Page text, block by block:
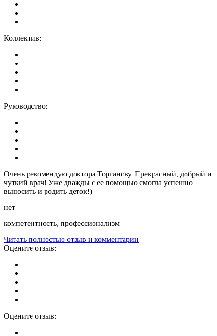
Коллектив:
Руководство:
Очень рекомендую доктора Торганову. Прекрасный, добрый и
чуткий врач! Уже дважды с ее помощью смогла успешно
выносить и родить деток!)
нет
компетентность, профессионализм
Читать полностью отзыв и комментарии
Оцените отзыв:
Оцените отзыв: